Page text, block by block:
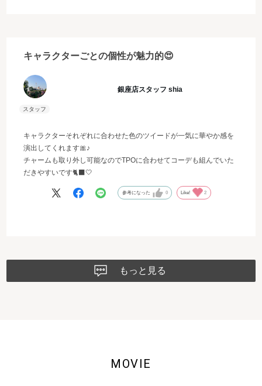
すいです。
グチャームに付け替えるなどして楽しんでます☺♪
キャラクターごとの個性が魅力的😍
銀座店スタッフ shia
キャラクターそれぞれに合わせた色のツイードが一気に華やか感を
演出してくれます🎀♪
チャームも取り外し可能なのでTPOに合わせてコーデも組んでいた
だきやすいです🐈‍⬛🤍
参考になった 0 Like! 2
もっと見る
MOVIE